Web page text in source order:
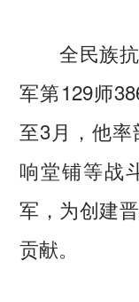
全民族抗
军第129师
至3月，他率
响堂铺等战
军，为创建
贡献。